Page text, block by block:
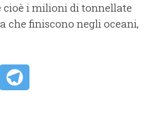
cioè i milioni di tonnellate
che finiscono negli oceani,